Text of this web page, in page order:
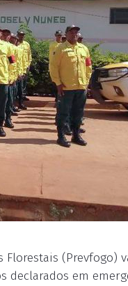
declarados em